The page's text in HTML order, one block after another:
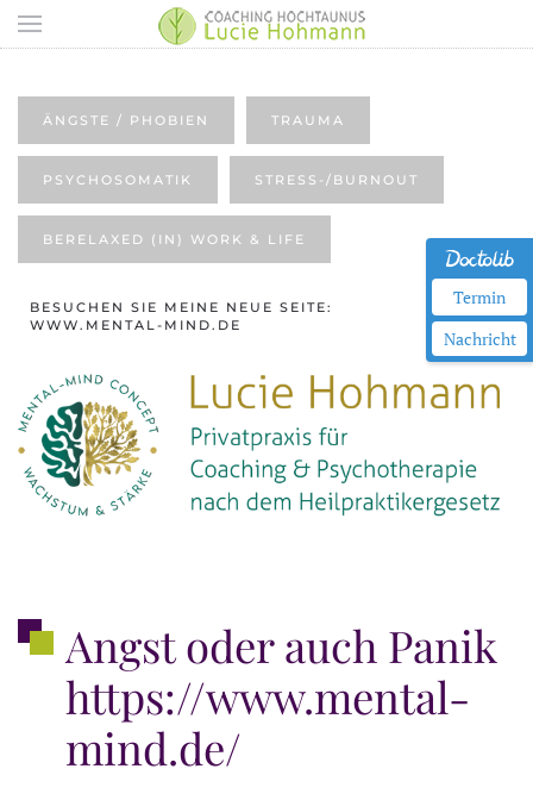
Zum Hauptinhalt springen
ÄNGSTE / PHOBIEN TRAUMA
PSYCHOSOMATIK STRESS-/BURNOUT
BERELAXED (IN) WORK & LIFE
BESUCHEN SIE MEINE NEUE SEITE:
WWW.MENTAL-MIND.DE
Angst oder auch Panik
https://www.mental-
mind.de/
Termin
Nachricht